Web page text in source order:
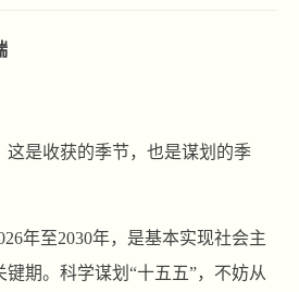
这是收获的季节，也是谋划的季
年至2030年，是基本实现社会主
期。科学谋划“十五五”，不妨从